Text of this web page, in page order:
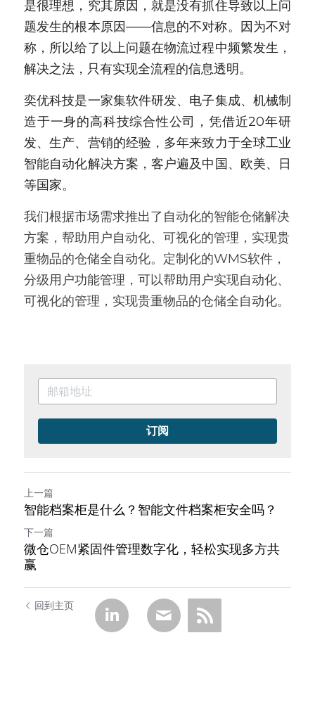
是很理想，究其原因，就是没有抓住导致以上问
题发生的根本原因——信息的不对称。因为不对
称，所以给了以上问题在物流过程中频繁发生，
解决之法，只有实现全流程的信息透明。
奕优科技是一家集软件研发、电子集成、机械制
造于一身的高科技综合性公司，凭借近20年研
发、生产、营销的经验，多年来致力于全球工业
智能自动化解决方案，客户遍及中国、欧美、日
等国家。
我们根据市场需求推出了自动化的智能仓储解决
方案，帮助用户自动化、可视化的管理，实现贵
重物品的仓储全自动化。定制化的WMS软件，
分级用户功能管理，可以帮助用户实现自动化、
可视化的管理，实现贵重物品的仓储全自动化。
订阅
上一篇
智能档案柜是什么？智能文件档案柜安全吗？
下一篇
微仓OEM紧固件管理数字化，轻松实现多方共
赢
回到主页